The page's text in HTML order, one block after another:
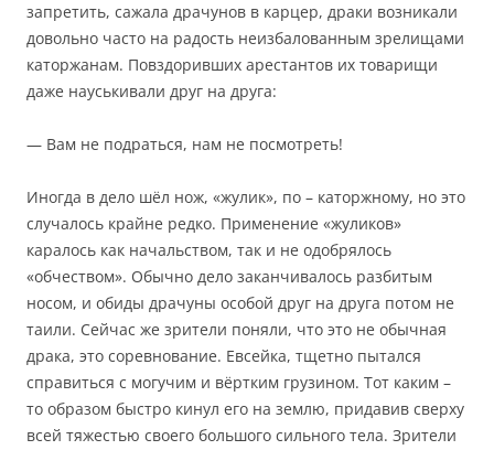
запретить, сажала драчунов в карцер, драки возникали
довольно часто на радость неизбалованным зрелищами
каторжанам. Повздоривших арестантов их товарищи
даже науськивали друг на друга:
— Вам не подраться, нам не посмотреть!
Иногда в дело шёл нож, «жулик», по – каторжному, но это
случалось крайне редко. Применение «жуликов»
каралось как начальством, так и не одобрялось
«обчеством». Обычно дело заканчивалось разбитым
носом, и обиды драчуны особой друг на друга потом не
таили. Сейчас же зрители поняли, что это не обычная
драка, это соревнование. Евсейка, тщетно пытался
справиться с могучим и вёртким грузином. Тот каким –
то образом быстро кинул его на землю, придавив сверху
всей тяжестью своего большого сильного тела. Зрители